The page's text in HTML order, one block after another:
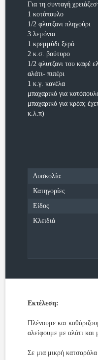
Για τη συνταγή
1 κοτόπουλο
1/2 φλυτζανι πληγούρι
3 λεμόνια
1 κρεμμύδι ξερό
2 κ.σ. βούτυρο
1/2 φλυτζανι του καφέ
αλάτι- πιπέρι
1 κ.γ. κανέλα
μπαχαρικό για
μπαχαρικό για κρέας
κ.λ.π)
Δυσκολία
Κατηγορίες
Είδος
Κλειδιά
Εκτέλεση:
Πλένουμε και
αλείφουμε με αλάτι και
Σε μια μικρή